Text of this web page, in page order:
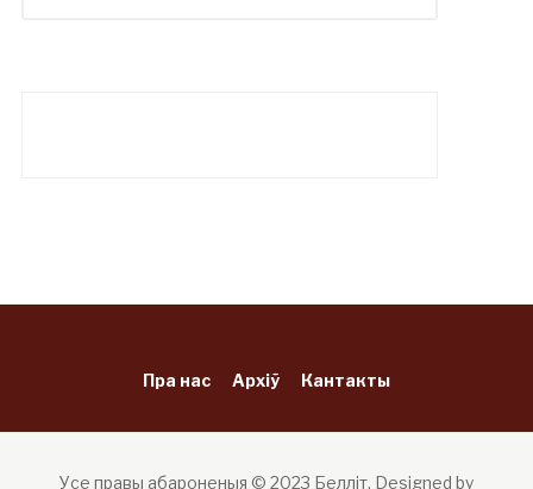
Пра нас Архіў Кантакты
Усе правы абароненыя © 2023 Белліт. Designed by